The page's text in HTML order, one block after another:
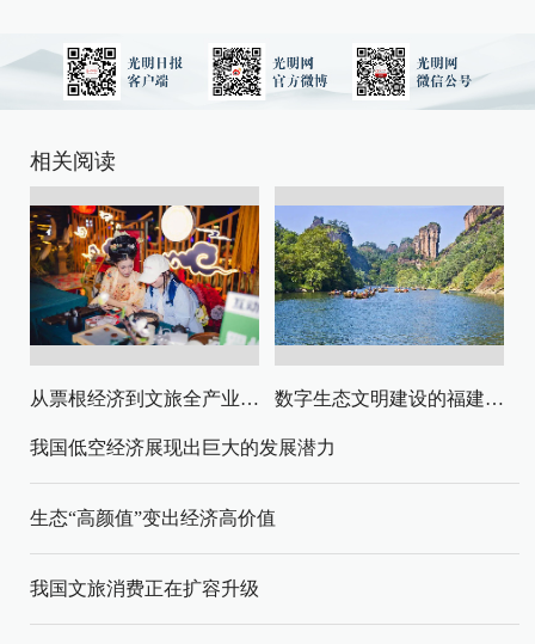
相关阅读
从票根经济到文旅全产业链升级 数字生态文明建设的福建路径与启示
我国低空经济展现出巨大的发展潜力
生态“高颜值”变出经济高价值
我国文旅消费正在扩容升级